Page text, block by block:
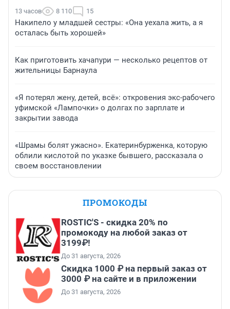
13 часов 8 110 15
Накипело у младшей сестры: «Она уехала жить, а я
осталась быть хорошей»
Как приготовить хачапури — несколько рецептов от
жительницы Барнаула
«Я потерял жену, детей, всё»: откровения экс-рабочего
уфимской «Лампочки» о долгах по зарплате и
закрытии завода
«Шрамы болят ужасно». Екатеринбурженка, которую
облили кислотой по указке бывшего, рассказала о
своем восстановлении
ПРОМОКОДЫ
ROSTIC'S - скидка 20% по
промокоду на любой заказ от
3199₽!
До 31 августа, 2026
Скидка 1000 ₽ на первый заказ от
3000 ₽ на сайте и в приложении
До 31 августа, 2026